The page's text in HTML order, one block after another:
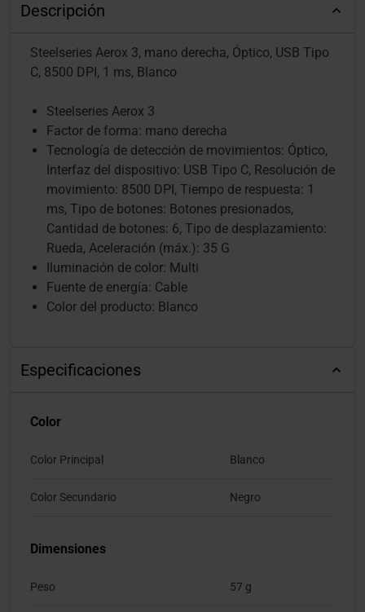
Descripción
Steelseries Aerox 3, mano derecha, Óptico, USB Tipo
C, 8500 DPI, 1 ms, Blanco
Steelseries Aerox 3
Factor de forma: mano derecha
Tecnología de detección de movimientos: Óptico,
Interfaz del dispositivo: USB Tipo C, Resolución de
movimiento: 8500 DPI, Tiempo de respuesta: 1
ms, Tipo de botones: Botones presionados,
Cantidad de botones: 6, Tipo de desplazamiento:
Rueda, Aceleración (máx.): 35 G
Iluminación de color: Multi
Fuente de energía: Cable
Color del producto: Blanco
Especificaciones
Color
Color Principal Blanco
Color Secundario Negro
Dimensiones
Peso 57 g